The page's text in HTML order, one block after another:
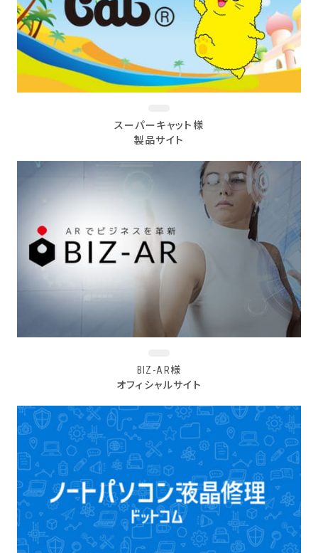
スーパーキャット様
製品サイト
BIZ-AR様
オフィシャルサイト